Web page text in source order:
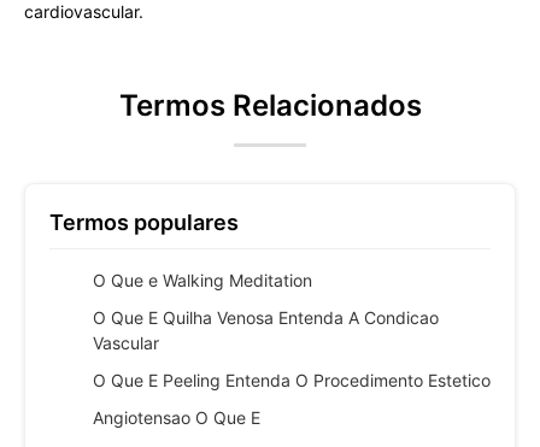
cardiovascular.
Termos Relacionados
Termos populares
O Que e Walking Meditation
O Que E Quilha Venosa Entenda A Condicao
Vascular
O Que E Peeling Entenda O Procedimento Estetico
Angiotensao O Que E